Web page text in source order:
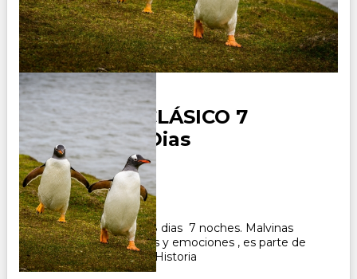
MALVINAS CLÁSICO 7
Noches – 8 Dias
Duración:
8Días7Noches
Paquete Turistico de 8 dias 7 noches. Malvinas
despierta sentimientos y emociones , es parte de
nosotros y de nuestra Historia